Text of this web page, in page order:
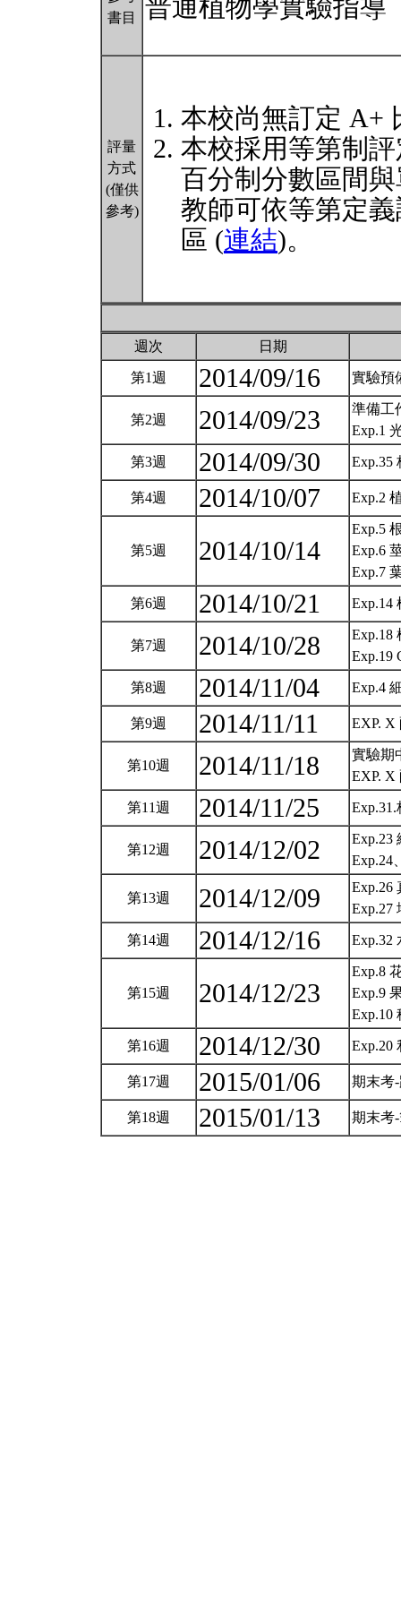
書目
普通植物學實驗指導
評量
方式
(僅供
參考)
本校尚無訂定 A+
本校採用等第制
百分制分數區間
教師可依等第定
區 (連結)。
週次 日期
第1週 2014/09/16 實驗預
第2週 2014/09/23
準備工
Exp.1
第3週 2014/09/30 Exp.35
第4週 2014/10/07 Exp.2
第5週 2014/10/14
Exp.5
Exp.6
Exp.7
第6週 2014/10/21 Exp.14
第7週 2014/10/28
Exp.18
Exp.19
第8週 2014/11/04 Exp.4
第9週 2014/11/11 EXP.
第10週 2014/11/18
實驗期
EXP.
第11週 2014/11/25
第12週 2014/12/02
Exp.23
Exp.24
第13週 2014/12/09
Exp.26
第14週 2014/12/16 Exp.32
第15週 2014/12/23
Exp.8
Exp.9
Exp.10
第16週 2014/12/30 Exp.20
第17週 2015/01/06 期末考
第18週 2015/01/13 期末考